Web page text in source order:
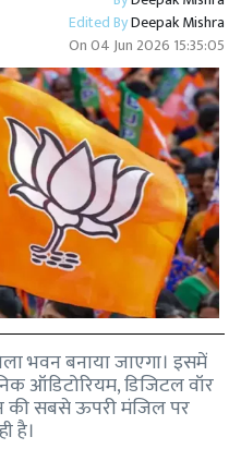
Edited ByDeepak Mishra
On04 Jun 2026 15:35:05
भवन बनाया जाएगा। इसमें
ऑडिटोरियम, डिजिटल वॉर
की सबसे ऊपरी मंजिल पर
है।